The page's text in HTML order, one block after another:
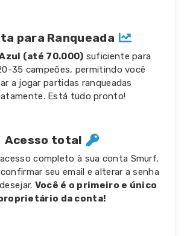
para Ranqueada
(até 70.000) suficiente para
35 campeões, permitindo você
a jogar partidas ranqueadas
Está tudo pronto!
Acesso total
completo à sua conta Smurf,
seu email e alterar a senha
Você é o primeiro e único
da conta!